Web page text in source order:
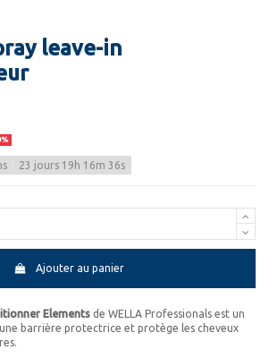
leave-in
23 jours 19 h 16m 36s
Ajouter au panier
Elements de WELLA Professionals est un
barrière protectrice et protège les cheveux